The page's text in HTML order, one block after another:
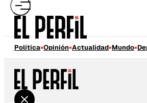
Política Opinión Actualidad Mundo